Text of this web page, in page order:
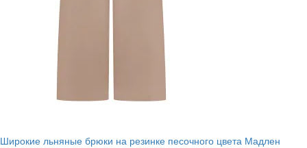
Широкие льняные брюки на резинке песочного цвета Мадлен